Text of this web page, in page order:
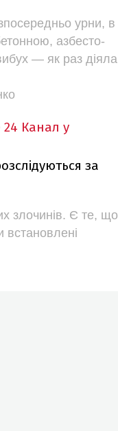
урни, в
азбесто-
— як раз діяла
Канал у
за
злочинів. Є те, що
встановлені